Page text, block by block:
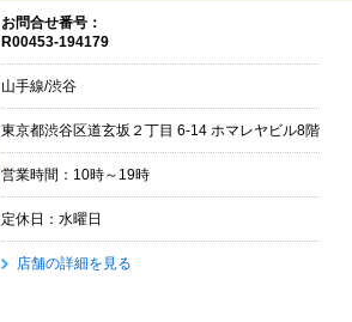
お問合せ番号：
R00453-194179
山手線/渋谷
東京都渋谷区道玄坂２丁目 6-14 ホマレヤビル8階
営業時間：10時～19時
定休日：水曜日
店舗の詳細を見る